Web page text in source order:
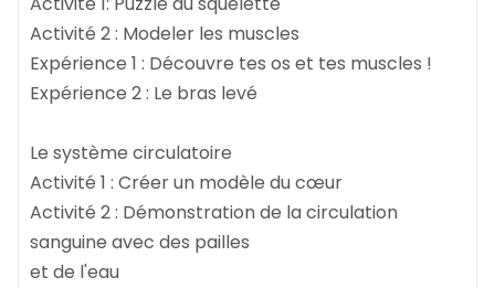
Activité 2 : Modeler les muscles
Expérience 1 : Découvre tes os et tes muscles !
Expérience 2 : Le bras levé
Le système circulatoire
Activité 1 : Créer un modèle du cœur
Activité 2 : Démonstration de la circulation
sanguine avec des pailles
et de l'eau